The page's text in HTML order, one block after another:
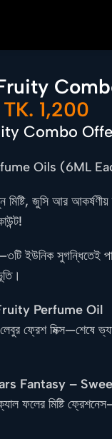
TK. 1,200
Combo
Oils (6ML
মিষ্টি, জুসি আর
ইউনিক সুগন্ধিতেই
Perfume Oil
ফ্রেশ মিক্স—শেষে
Fantasy –
ফলের মিষ্টি